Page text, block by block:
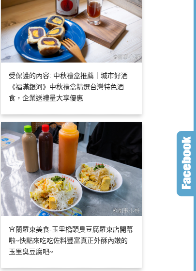
受保護的內容: 中秋禮盒推薦｜城市好酒
《福滿銀河》中秋禮盒精選台灣特色酒
食，企業送禮量大享優惠
宜蘭羅東美食-玉里橋頭臭豆腐羅東店開幕
啦~快點來吃吃佐料豐富真正外酥內嫩的
玉里臭豆腐吧~